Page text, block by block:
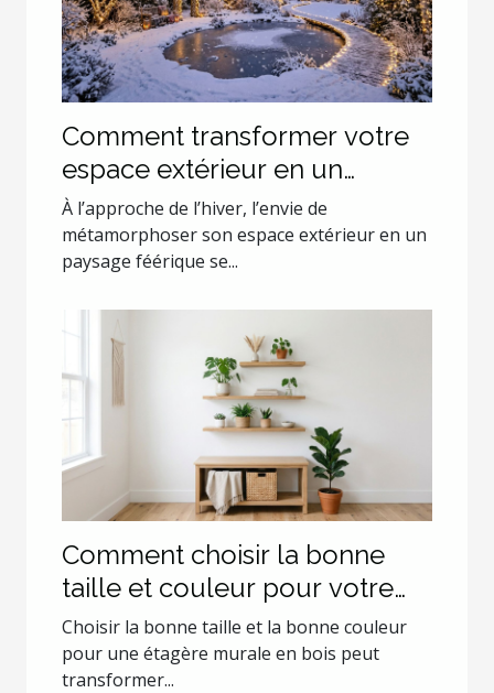
Comment transformer votre
espace extérieur en un
paysage hivernal enchanteur
?
À l’approche de l’hiver, l’envie de
métamorphoser son espace extérieur en un
paysage féérique se...
Comment choisir la bonne
taille et couleur pour votre
étagère murale en bois ?
Choisir la bonne taille et la bonne couleur
pour une étagère murale en bois peut
transformer...